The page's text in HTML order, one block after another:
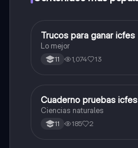
Química
Trucos para ganar icfes
Lo mejor
11 1,074 13
Biologia
Cuaderno pruebas icfes
Ciencias naturales
11 185 2